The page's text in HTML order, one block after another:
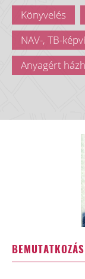
Könyvelés
NAV-, TB-
Anyagért
BEMUTATKOZÁS